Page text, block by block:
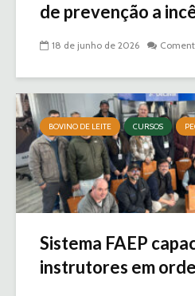
de prevenção a
18 de junho de 2026
BOVINO DE LEITE CURSOS
Sistema FAEP
instrutores em